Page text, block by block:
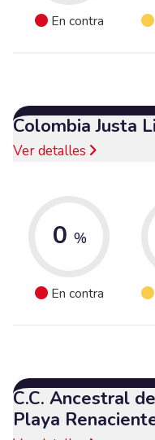
En contra
Colombia Justa
Ver detalles
0 %
En contra
C.C. Ancestral
Playa